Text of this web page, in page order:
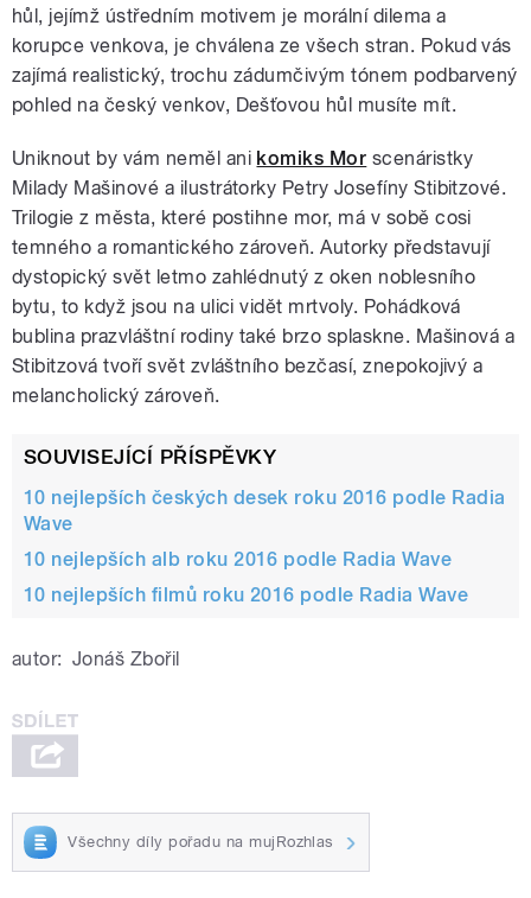
hůl, jejímž ústředním motivem je morální dilema a
korupce venkova, je chválena ze všech stran. Pokud vás
zajímá realistický, trochu zádumčivým tónem podbarvený
pohled na český venkov, Dešťovou hůl musíte mít.
Uniknout by vám neměl ani komiks Mor scenáristky
Milady Mašinové a ilustrátorky Petry Josefíny Stibitzové.
Trilogie z města, které postihne mor, má v sobě cosi
temného a romantického zároveň. Autorky představují
dystopický svět letmo zahlédnutý z oken noblesního
bytu, to když jsou na ulici vidět mrtvoly. Pohádková
bublina prazvláštní rodiny také brzo splaskne. Mašinová a
Stibitzová tvoří svět zvláštního bezčasí, znepokojivý a
melancholický zároveň.
SOUVISEJÍCÍ PŘÍSPĚVKY
10 nejlepších českých desek roku 2016 podle Radia
Wave
10 nejlepších alb roku 2016 podle Radia Wave
10 nejlepších filmů roku 2016 podle Radia Wave
autor: Jonáš Zbořil
Všechny díly pořadu na mujRozhlas